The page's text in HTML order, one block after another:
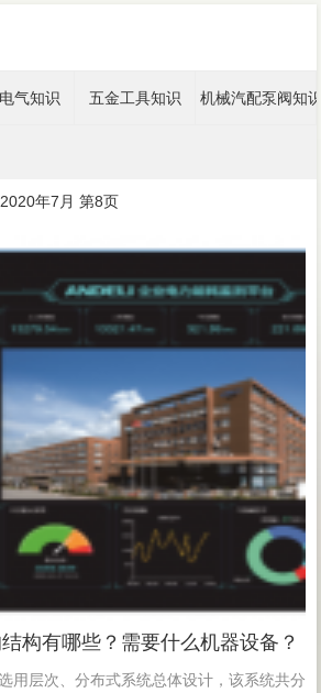
气知识 五金工具知识 机械汽配泵阀知
年7月 第8页
构有哪些？需要什么机器设备？
用层次、分布式系统总体设计，该系统共分